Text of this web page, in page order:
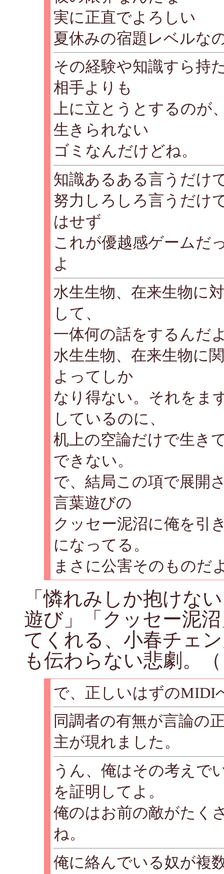
実に正直でよろしい
夏休みの宿題レベルな
その経験や知識すら持
相手よりも
上に立とうとするのが
生きられない
ゴミなんだけどね。
知識あるある言うだけ
努力しろしろ言うだけ
はせず
これが優越感ゲームだ
よ
水生生物、在来生物に
して、
一体何の話をするんだ
水生生物、在来生物に
よってしか
なり得ない。それをま
しているのに、
机上の空論だけで生き
できない。
で、結局この項で展開
言葉遊びの
クッセー泥沼に俺を引
になってる。
まさに公害そのものだ
「憐れみしか抱けな
遊び」「クッセー泥
てくれる、小春チェ
も伝わらない悲劇。
で、正しいはずのMIDI
同調者の有無が言論の
主が現れました。
うん、俺はその考えで
を証明してよ。
俺のはお前の敵がたく
ね。
俺に絡んでいる奴が複